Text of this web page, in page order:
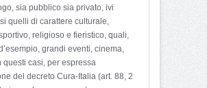
sia pubblico sia privato, ivi
quelli di carattere culturale,
religioso e fieristico, quali,
grandi eventi, cinema,
questi casi, per espressa
del decreto Cura-Italia (art. 88, 2